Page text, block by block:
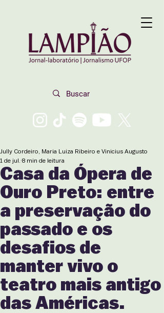
Casa da Ópera de
Ouro Preto: entre
a preservação do
passado e os
desafios de
manter vivo o
teatro mais antigo
das Américas.
Jully Cordeiro, Maria Luiza Ribeiro e Vinicius Augusto
1 de jul. 8 min de leitura